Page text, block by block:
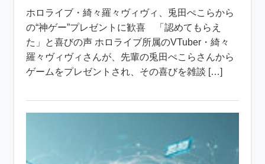
ホロライブ・綺々羅々ヴィヴィ、兎田ぺこらから
の“神ゲー”プレゼントに歓喜 「認めてもらえ
た」と喜びの声 ホロライブ所属のVTuber・綺々
羅々ヴィヴィさんが、先輩の兎田ぺこらさんから
ゲームをプレゼントされ、その喜びを雑談 […]